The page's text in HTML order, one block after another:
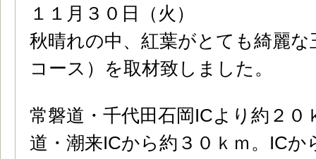
１１月３０日（火）
秋晴れの中、紅葉がとても綺麗
コース）を取材致しました。
常磐道・千代田石岡ICより約２０
道・潮来ICから約３０ｋｍ。IC